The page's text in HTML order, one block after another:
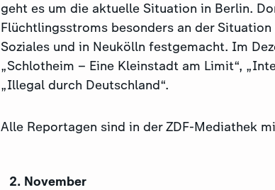
geht es um die aktuelle Situation in Berlin.
Flüchtlingsstroms besonders an der
Soziales und in Neukölln festgemacht. Im
„Schlotheim – Eine Kleinstadt am Limit“,
„Illegal durch Deutschland“.
Alle Reportagen sind in der ZDF-Mediathek
2. November